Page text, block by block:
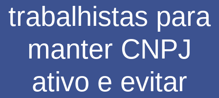
trabalhistas para
manter CNPJ
ativo e evitar